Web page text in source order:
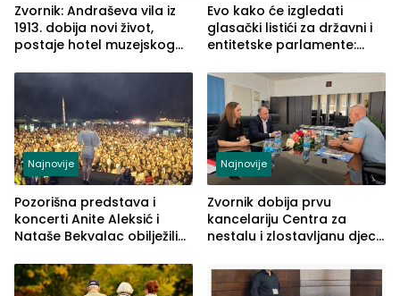
Zvornik: Andraševa vila iz
1913. dobija novi život,
postaje hotel muzejskog
Evo kako će izgledati
glasački listići za državni i
entitetske parlamente:
vidljive na njima
Najnovije
Pozorišna predstava i
koncerti Anite Aleksić i
Nataše Bekvalac obilježili
ljeta (FOTO)
Najnovije
Zvornik dobija prvu
kancelariju Centra za
nestalu i zlostavljanu djecu